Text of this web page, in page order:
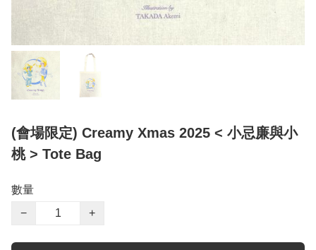
(會場限定) Creamy Xmas 2025 < 小忌廉與小
桃 > Tote Bag
數量
−
+